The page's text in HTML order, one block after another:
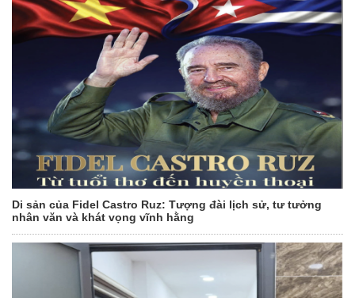
Di sản của Fidel Castro Ruz: Tượng đài lịch sử, tư tưởng
nhân văn và khát vọng vĩnh hằng